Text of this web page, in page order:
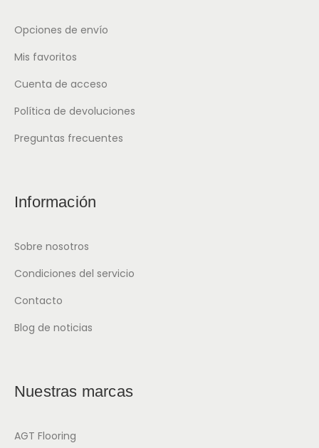
Opciones de envío
Mis favoritos
Cuenta de acceso
Política de devoluciones
Preguntas frecuentes
Información
Sobre nosotros
Condiciones del servicio
Contacto
Blog de noticias
Nuestras marcas
AGT Flooring